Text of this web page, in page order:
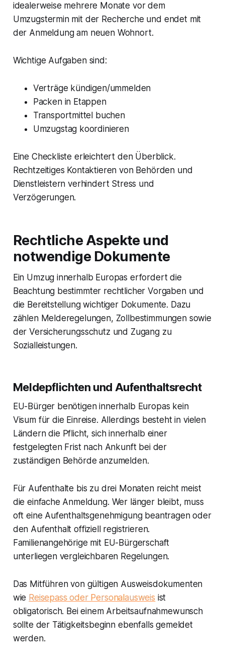
idealerweise mehrere Monate vor dem
Umzugstermin mit der Recherche und endet mit
der Anmeldung am neuen Wohnort.
Wichtige Aufgaben sind:
Verträge kündigen/ummelden
Packen in Etappen
Transportmittel buchen
Umzugstag koordinieren
Eine Checkliste erleichtert den Überblick.
Rechtzeitiges Kontaktieren von Behörden und
Dienstleistern verhindert Stress und
Verzögerungen.
Rechtliche Aspekte und
notwendige Dokumente
Ein Umzug innerhalb Europas erfordert die
Beachtung bestimmter rechtlicher Vorgaben und
die Bereitstellung wichtiger Dokumente. Dazu
zählen Melderegelungen, Zollbestimmungen sowie
der Versicherungsschutz und Zugang zu
Sozialleistungen.
Meldepflichten und Aufenthaltsrecht
EU-Bürger benötigen innerhalb Europas kein
Visum für die Einreise. Allerdings besteht in vielen
Ländern die Pflicht, sich innerhalb einer
festgelegten Frist nach Ankunft bei der
zuständigen Behörde anzumelden.
Für Aufenthalte bis zu drei Monaten reicht meist
die einfache Anmeldung. Wer länger bleibt, muss
oft eine Aufenthaltsgenehmigung beantragen oder
den Aufenthalt offiziell registrieren.
Familienangehörige mit EU-Bürgerschaft
unterliegen vergleichbaren Regelungen.
Das Mitführen von gültigen Ausweisdokumenten
wie Reisepass oder Personalausweis ist
obligatorisch. Bei einem Arbeitsaufnahmewunsch
sollte der Tätigkeitsbeginn ebenfalls gemeldet
werden.